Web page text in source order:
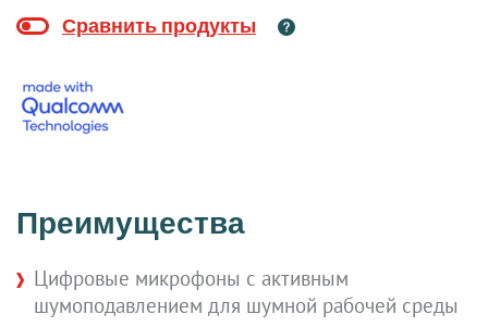
Преимущества
Цифровые микрофоны с активным
шумоподавлением для шумной рабочей среды